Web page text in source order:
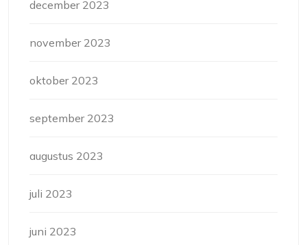
december 2023
november 2023
oktober 2023
september 2023
augustus 2023
juli 2023
juni 2023